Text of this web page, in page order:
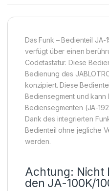
Das Funk – Bedienteil JA-
verfügt über einen
Codetastatur. Diese
Bedienung des
konzipiert. Diese
Bediensegment und kann
Bediensegmenten (JA-
Dank des integrierten
Bedienteil ohne jegliche
werden.
Achtung: Nicht
den JA-100K/